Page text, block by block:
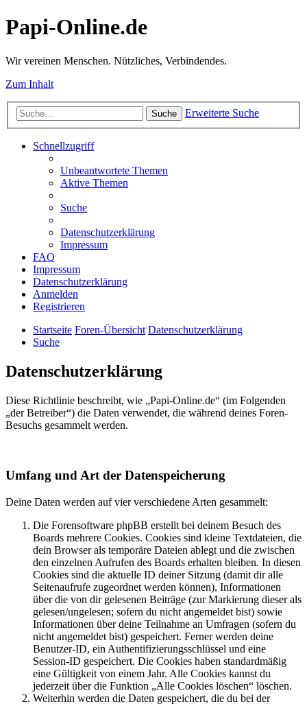
Papi-Online.de
Wir vereinen Menschen. Nützliches, Verbindendes.
Zum Inhalt
Suche Erweiterte Suche
Schnellzugriff
Unbeantwortete Themen
Aktive Themen
Suche
Datenschutzerklärung
Impressum
FAQ
Impressum
Datenschutzerklärung
Anmelden
Registrieren
Startseite Foren-Übersicht Datenschutzerklärung
Suche
Datenschutzerklärung
Diese Richtlinie beschreibt, wie „Papi-Online.de“ (im Folgenden
„der Betreiber“) die Daten verwendet, die während deines Foren-
Besuchs gesammelt werden.
Umfang und Art der Datenspeicherung
Deine Daten werden auf vier verschiedene Arten gesammelt:
Die Forensoftware phpBB erstellt bei deinem Besuch des
Boards mehrere Cookies. Cookies sind kleine Textdateien, die
dein Browser als temporäre Dateien ablegt und die zwischen
den einzelnen Aufrufen des Boards erhalten bleiben. In diesen
Cookies sind die aktuelle ID deiner Sitzung (damit dir alle
Seitenaufrufe zugeordnet werden können), Informationen
über die von dir gelesenen Beiträge (zur Markierung dieser als
gelesen/ungelesen; sofern du nicht angemeldet bist) sowie
Informationen über deine Teilnahme an Umfragen (sofern du
nicht angemeldet bist) gespeichert. Ferner werden deine
Benutzer-ID, ein Authentifizierungsschlüssel und eine
Session-ID gespeichert. Die Cookies haben standardmäßig
eine Gültigkeit von einem Jahr. Alle Cookies kannst du
jederzeit über die Funktion „Alle Cookies löschen“ löschen.
Weiterhin werden die Daten gespeichert, die du bei der